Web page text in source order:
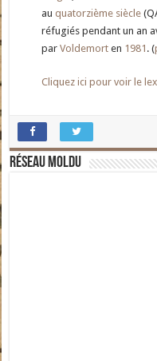
auquatorzième siècle
réfugiés pendant un an
parVoldemort en 1981 . (
Cliquez ici pour voir le
Réseau moldu